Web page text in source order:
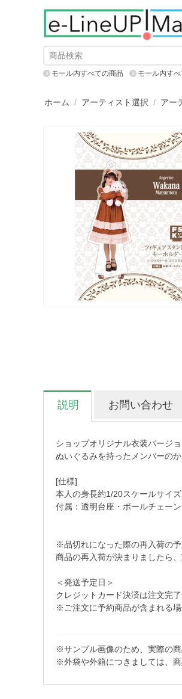
モール内すべての商品 モール内す
ホーム / アーティスト選択 / アー
説明 お問い合わせ
ショップオリジナル衣装バージ
ぬいぐるみを持ったメンバーの
[仕様]
本人の身長約1/20スケールサイズ
付属：透明台座・ボールチェーン
※品切れになった際の再入荷の
商品の再入荷が決まりましたら、
＜発送予定日＞
クレジットカード決済は注文完
※ご注文に予約商品が含まれる
※サンプル画像のため、実際の
※外袋や外箱につきましては、